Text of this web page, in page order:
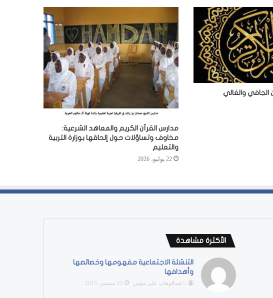
الجافي والغالي
مدارس القرآن الكريم والمعاهد الشرعية:
مخاوف وتساؤلات حول إلحاقها بوزارة التربية
والتعليم
22 يوليو، 2026
الأكثرة مشاهدة
التنشئة الاجتماعية مفهومها وخصائصها
وأهدافها
د/عبدالوهاب على مؤمن 25 سبتمبر، 2013